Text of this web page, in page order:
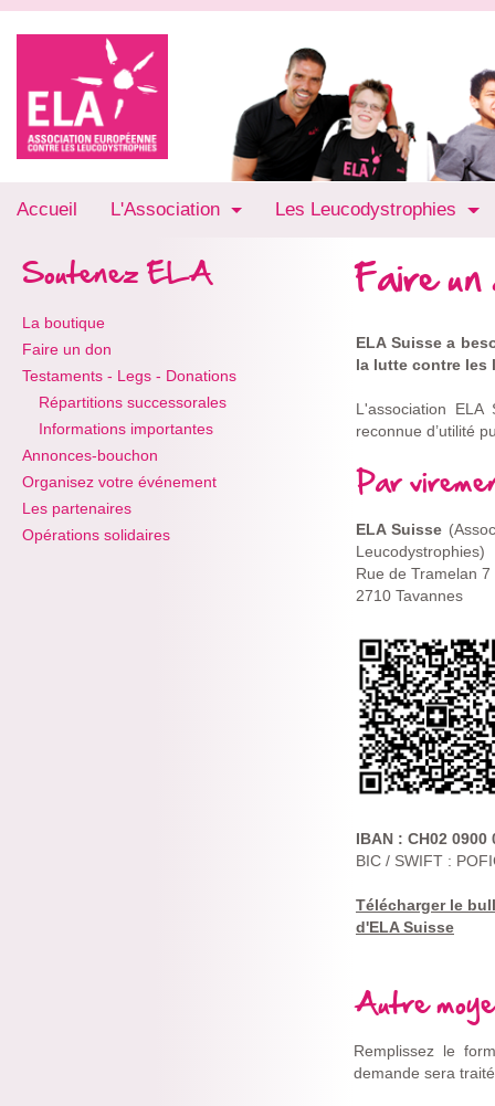
Accueil L'Association Les Leucodystrophies
Soutenez ELA
La boutique
Faire un don
Testaments - Legs - Donations
Répartitions successorales
Informations importantes
Annonces-bouchon
Organisez votre événement
Les partenaires
Opérations solidaires
Faire un
ELA Suisse a
la lutte contre les
L'association
reconnue d’utilité
Par
ELA Suisse
Leucodystrophies)
Rue de Tramelan 7
2710 Tavannes
IBAN : CH02 0900
BIC / SWIFT :
Télécharger le
d'ELA Suisse
Autre
Remplissez le
demande sera